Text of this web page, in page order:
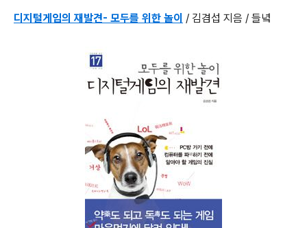
디지털게임의 재발견- 모두를 위한 놀이 / 김겸섭 지음 / 들녘